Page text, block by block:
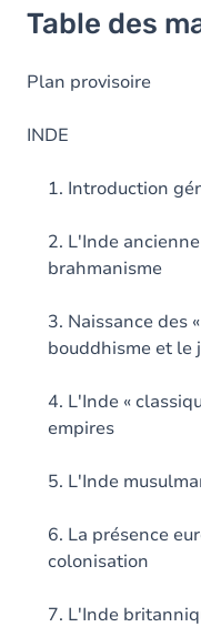
Table des
Plan provisoire
INDE
1. Introduction
2. L'Inde
brahmanisme
3. Naissance des
bouddhisme et le
4. L'Inde «
empires
5. L'Inde
6. La présence
colonisation
7. L'Inde